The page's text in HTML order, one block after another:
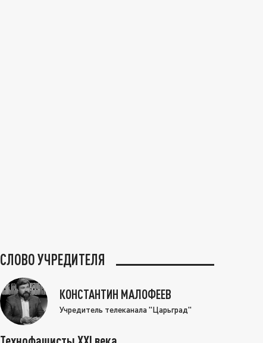
СЛОВО УЧРЕДИТЕЛЯ
КОНСТАНТИН МАЛОФЕЕВ
Учредитель телеканала "Царьград"